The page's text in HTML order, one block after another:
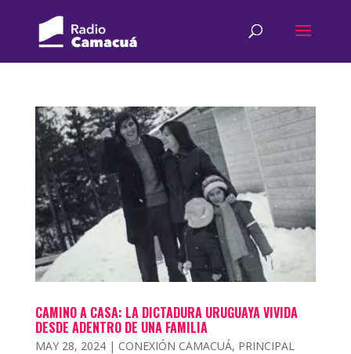
CAMINO A CASA: LA DICTADURA URUGUAYA VIVIDA
DESDE ADENTRO DE UNA FAMILIA
MAY 28, 2024| CONEXIÓN CAMACUÁ, PRINCIPAL